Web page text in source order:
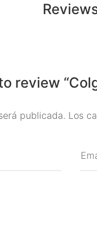
review
publicada. Los